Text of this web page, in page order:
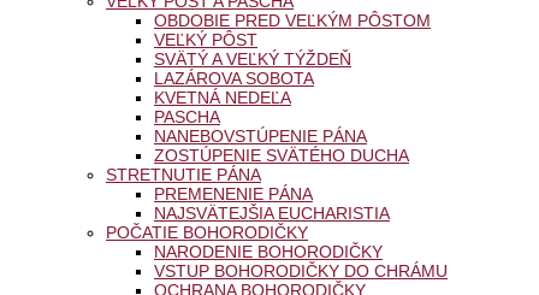
OBDOBIE PRED VEĽKÝM PÔSTOM
VEĽKÝ PÔST
SVÄTÝ A VEĽKÝ TÝŽDEŇ
LAZÁROVA SOBOTA
KVETNÁ NEDEĽA
PASCHA
NANEBOVSTÚPENIE PÁNA
ZOSTÚPENIE SVÄTÉHO DUCHA
STRETNUTIE PÁNA
PREMENENIE PÁNA
NAJSVÄTEJŠIA EUCHARISTIA
POČATIE BOHORODIČKY
NARODENIE BOHORODIČKY
VSTUP BOHORODIČKY DO CHRÁMU
OCHRANA BOHORODIČKY